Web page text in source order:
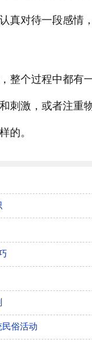
真对待一段感情
整个过程中都有
刺激，或者注重
的。
俗活动